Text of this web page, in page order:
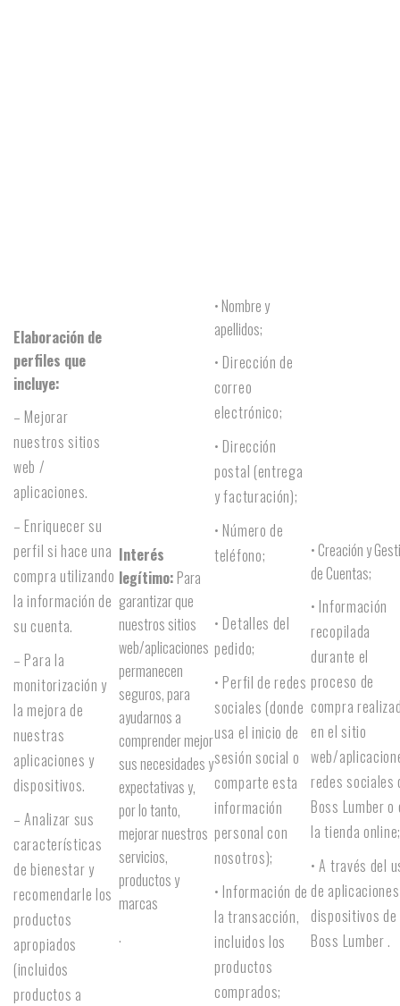
Elaboración de
perfiles que
incluye:
– Mejorar
nuestros sitios
web /
aplicaciones.
– Enriquecer su
perfil si hace una
compra utilizando
la información de
su cuenta.
– Para la
monitorización y
la mejora de
nuestras
aplicaciones y
dispositivos.
– Analizar sus
características
de bienestar y
recomendarle los
productos
apropiados
(incluidos
productos a
Interés
legítimo: Para
garantizar que
nuestros sitios
web/aplicaciones
permanecen
seguros, para
ayudarnos a
comprender mejor
sus necesidades y
expectativas y,
por lo tanto,
mejorar nuestros
servicios,
productos y
marcas
.
• Nombre y
apellidos;
• Dirección de
correo
electrónico;
• Dirección
postal (entrega
y facturación);
• Número de
teléfono;
• Detalles del
pedido;
• Perfil de redes
sociales (donde
usa el inicio de
sesión social o
comparte esta
información
personal con
nosotros);
• Información de
la transacción,
incluidos los
productos
comprados;
• Creación y
de Cuentas;
• Información
recopilada
durante el
proceso de
compra
en el sitio
web/
redes sociales
Boss Lumber o
la tienda online;
• A través del
de
dispositivos de
Boss Lumber .